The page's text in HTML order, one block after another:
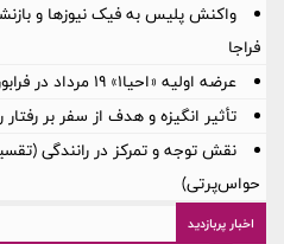
واکنش پلیس به فیک نیوزها و
فراجا
عرضه اولیه «احیا۱» ۱۹ مرداد در فرابورس
تأثیر انگیزه و هدف از سفر بر رفتار
نقش توجه و تمرکز در رانندگی
حواس‌پرتی)
اخبار پربازدید